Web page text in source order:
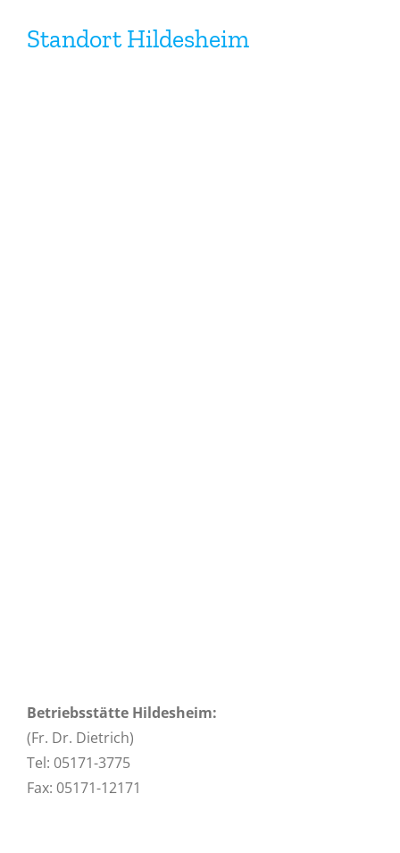
Standort Hildesheim
Betriebsstätte Hildesheim:
(Fr. Dr. Dietrich)
Tel: 05171-3775
Fax: 05171-12171